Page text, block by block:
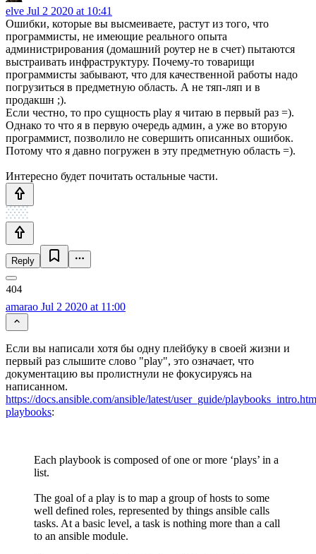
elve Jul 2 2020 at 10:41
Ошибки, которые вы высмеиваете, растут из того, что
программисты, не имеющие реального опыта
администрирования (домашний роутер не в счет) пытаются
выстраивать инфраструктуру. Почему-то товарищи
программисты забывают, что для качественной работы надо
погрузиться в предметную область. А не тяп-ляп и в
продакшн ;).
Если честно, то про сущность play я читаю в первый раз =).
Однако то что я в первую очередь админ, а уже во вторую
программист, позволило не совершить описанных ошибок.
Потому что я давно погружен в эту предметную область =).
Интересно будет почитать остальные части.
Reply
amarao Jul 2 2020 at 11:00
Если вы написали хотя бы одну плейбуку в своей жизни и
первый раз слышите слово "play", это означает, что
документацию вы пролистнули не фокусируясь на
написанном.
https://docs.ansible.com/ansible/latest/user_guide/
playbooks:
Each playbook is composed of one or more ‘plays’ in a
list.
The goal of a play is to map a group of hosts to some
well defined roles, represented by things ansible calls
tasks. At a basic level, a task is nothing more than a call
to an ansible module.